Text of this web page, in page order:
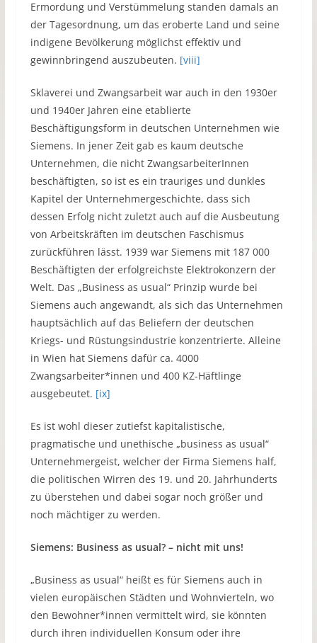
Ermordung und Verstümmelung standen damals an
der Tagesordnung, um das eroberte Land und seine
indigene Bevölkerung möglichst effektiv und
gewinnbringend auszubeuten. [viii]
Sklaverei und Zwangsarbeit war auch in den 1930er
und 1940er Jahren eine etablierte
Beschäftigungsform in deutschen Unternehmen wie
Siemens. In jener Zeit gab es kaum deutsche
Unternehmen, die nicht ZwangsarbeiterInnen
beschäftigten, so ist es ein trauriges und dunkles
Kapitel der Unternehmergeschichte, dass sich
dessen Erfolg nicht zuletzt auch auf die Ausbeutung
von Arbeitskräften im deutschen Faschismus
zurückführen lässt. 1939 war Siemens mit 187 000
Beschäftigten der erfolgreichste Elektrokonzern der
Welt. Das „Business as usual“ Prinzip wurde bei
Siemens auch angewandt, als sich das Unternehmen
hauptsächlich auf das Beliefern der deutschen
Kriegs- und Rüstungsindustrie konzentrierte. Alleine
in Wien hat Siemens dafür ca. 4000
Zwangsarbeiter*innen und 400 KZ-Häftlinge
ausgebeutet. [ix]
Es ist wohl dieser zutiefst kapitalistische,
pragmatische und unethische „business as usual“
Unternehmergeist, welcher der Firma Siemens half,
die politischen Wirren des 19. und 20. Jahrhunderts
zu überstehen und dabei sogar noch größer und
noch mächtiger zu werden.
Siemens: Business as usual? – nicht mit uns!
„Business as usual“ heißt es für Siemens auch in
vielen europäischen Städten und Wohnvierteln, wo
den Bewohner*innen vermittelt wird, sie könnten
durch ihren individuellen Konsum oder ihre